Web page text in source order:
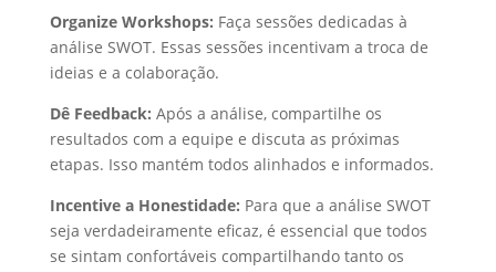
Organize Workshops: Faça sessões dedicadas à
análise SWOT. Essas sessões incentivam a troca de
ideias e a colaboração.
Dê Feedback: Após a análise, compartilhe os
resultados com a equipe e discuta as próximas
etapas. Isso mantém todos alinhados e informados.
Incentive a Honestidade: Para que a análise SWOT
seja verdadeiramente eficaz, é essencial que todos
se sintam confortáveis compartilhando tanto os